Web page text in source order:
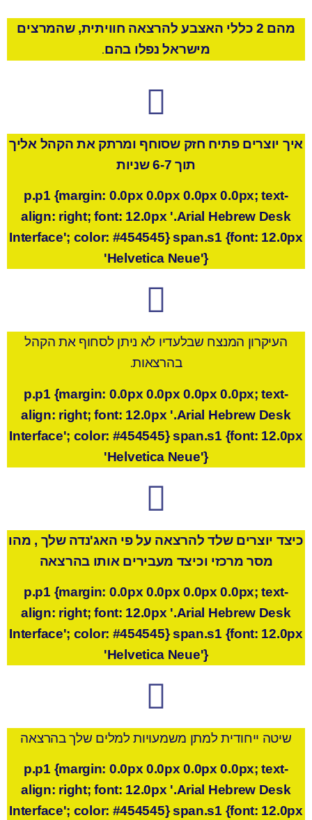
מהם האצבע להרצאה חוויתית,שהמרצים
מישראל נפלו בהם.
איך יוצרים פתיח חזק שסוחף ומרתק את הקהל אליך
תוך 6-7 שניות
p.p1 {margin: 0.0px 0.0px 0.0px 0.0px; text-
align: right; font: 12.0px '.Arial Hebrew Desk
Interface'; color: #454545} span.s1 {font: 12.0px
'Helvetica Neue'}
העיקרון המנצח שבלעדיו לא ניתן לסחוף את הקהל
בהרצאות.
p.p1 {margin: 0.0px 0.0px 0.0px 0.0px; text-
align: right; font: 12.0px '.Arial Hebrew Desk
Interface'; color: #454545} span.s1 {font: 12.0px
'Helvetica Neue'}
כיצד יוצרים שלד להרצאה על פי האג'נדה שלך , מהו
מסר מרכזי וכיצד מעבירים אותו בהרצאה
p.p1 {margin: 0.0px 0.0px 0.0px 0.0px; text-
align: right; font: 12.0px '.Arial Hebrew Desk
Interface'; color: #454545} span.s1 {font: 12.0px
'Helvetica Neue'}
שיטה ייחודית למתן משמעויות למלים שלך בהרצאה
p.p1 {margin: 0.0px 0.0px 0.0px 0.0px; text-
align: right; font: 12.0px '.Arial Hebrew Desk
Interface'; color: #454545} span.s1 {font: 12.0px